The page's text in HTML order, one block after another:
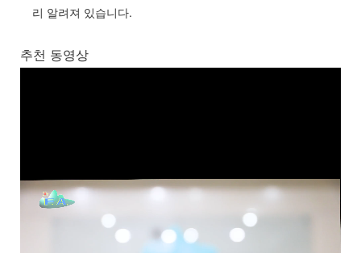
리 알려져 있습니다.
추천 동영상